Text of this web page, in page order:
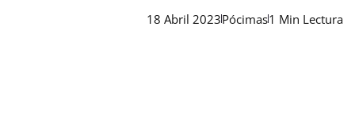
18 Abril 2023Pócimas1 Min Lectura